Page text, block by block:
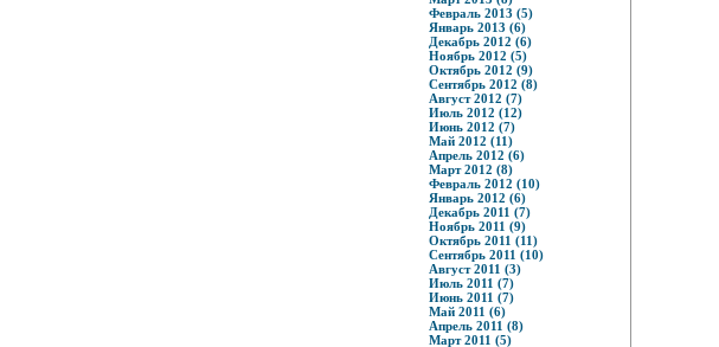
Февраль 2013 (5)
Январь 2013 (6)
Декабрь 2012 (6)
Ноябрь 2012 (5)
Октябрь 2012 (9)
Сентябрь 2012 (8)
Август 2012 (7)
Июль 2012 (12)
Июнь 2012 (7)
Май 2012 (11)
Апрель 2012 (6)
Март 2012 (8)
Февраль 2012 (10)
Январь 2012 (6)
Декабрь 2011 (7)
Ноябрь 2011 (9)
Октябрь 2011 (11)
Сентябрь 2011 (10)
Август 2011 (3)
Июль 2011 (7)
Июнь 2011 (7)
Май 2011 (6)
Апрель 2011 (8)
Март 2011 (5)